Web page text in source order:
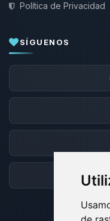
Política de Privacidad
SÍGUENOS